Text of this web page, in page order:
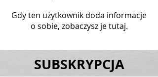
Gdy ten użytkownik doda informacje
o sobie, zobaczysz je tutaj.
SUBSKRYPCJA